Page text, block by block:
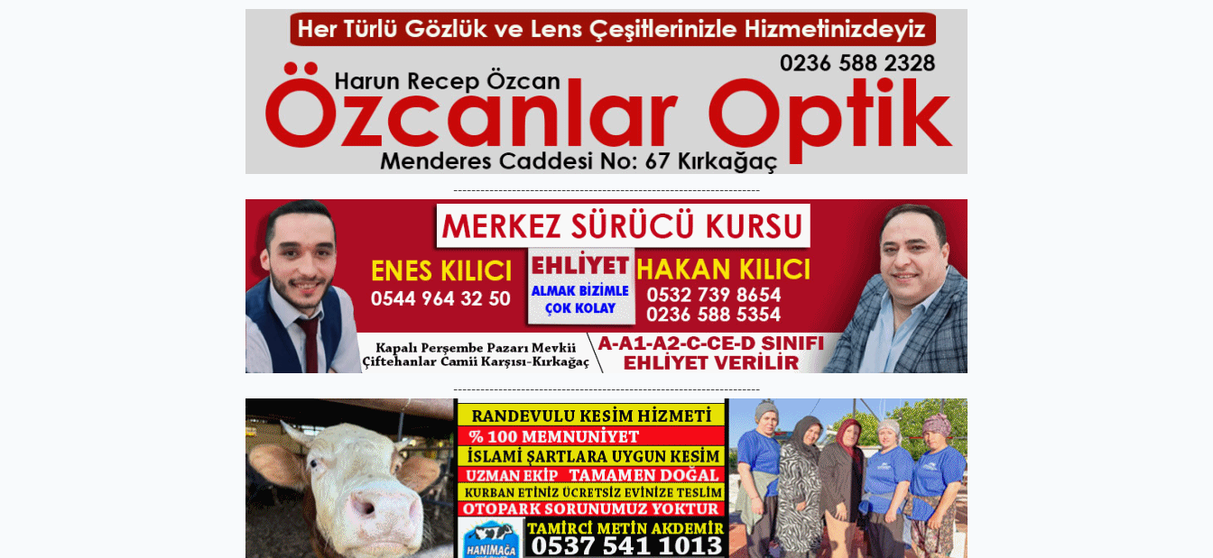
--------------------------------------------------------------------
--------------------------------------------------------------------